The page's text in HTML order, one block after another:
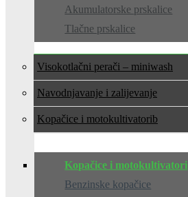
Akumulatorske prskalice
Tlačne prskalice
Visokotlačni perači – miniwash
Navodnjavanje i zalijevanje
Kopačice i motokultivatori
Kopačice i motokultivatori
Benzinske kopačice